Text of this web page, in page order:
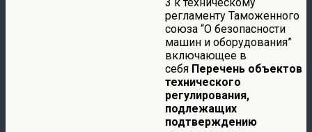
регламенту Таможенного
союза “О безопасности
машин и оборудования”
включающее в
себя Перечень объектов
технического
регулирования,
подлежащих
подтверждению